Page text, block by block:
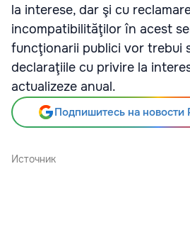
la interese, dar şi cu
incompatibilităţilor în acest
funcţionarii publici vor trebui
declaraţiile cu privire la
actualizeze anual.
Подпишитесь на новости
Источник